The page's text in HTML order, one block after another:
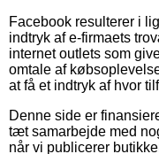
Facebook resulterer i
indtryk af e-firmaets
internet outlets som
omtale af
at få et indtryk af hvor
Denne side er
tæt samarbejde med
når vi publicerer